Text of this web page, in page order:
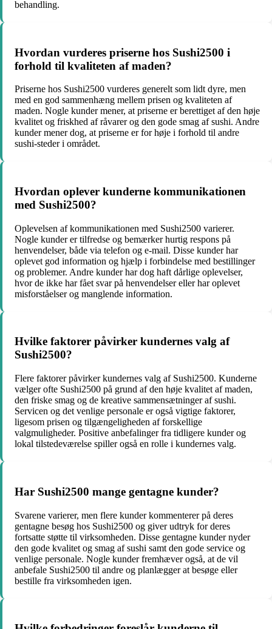
behandling.
Hvordan vurderes priserne hos Sushi2500 i
forhold til kvaliteten af maden?
Priserne hos Sushi2500 vurderes generelt som lidt dyre, men
med en god sammenhæng mellem prisen og kvaliteten af
maden. Nogle kunder mener, at priserne er berettiget af den høje
kvalitet og friskhed af råvarer og den gode smag af sushi. Andre
kunder mener dog, at priserne er for høje i forhold til andre
sushi-steder i området.
Hvordan oplever kunderne kommunikationen
med Sushi2500?
Oplevelsen af kommunikationen med Sushi2500 varierer.
Nogle kunder er tilfredse og bemærker hurtig respons på
henvendelser, både via telefon og e-mail. Disse kunder har
oplevet god information og hjælp i forbindelse med bestillinger
og problemer. Andre kunder har dog haft dårlige oplevelser,
hvor de ikke har fået svar på henvendelser eller har oplevet
misforståelser og manglende information.
Hvilke faktorer påvirker kundernes valg af
Sushi2500?
Flere faktorer påvirker kundernes valg af Sushi2500. Kunderne
vælger ofte Sushi2500 på grund af den høje kvalitet af maden,
den friske smag og de kreative sammensætninger af sushi.
Servicen og det venlige personale er også vigtige faktorer,
ligesom prisen og tilgængeligheden af forskellige
valgmuligheder. Positive anbefalinger fra tidligere kunder og
lokal tilstedeværelse spiller også en rolle i kundernes valg.
Har Sushi2500 mange gentagne kunder?
Svarene varierer, men flere kunder kommenterer på deres
gentagne besøg hos Sushi2500 og giver udtryk for deres
fortsatte støtte til virksomheden. Disse gentagne kunder nyder
den gode kvalitet og smag af sushi samt den gode service og
venlige personale. Nogle kunder fremhæver også, at de vil
anbefale Sushi2500 til andre og planlægger at besøge eller
bestille fra virksomheden igen.